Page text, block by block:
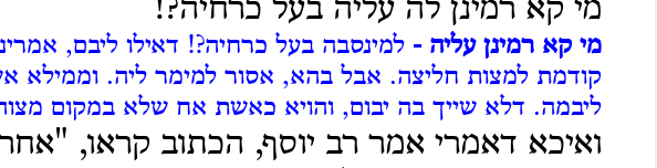
מי קא רמינן לה עליה בעל כרחיה?!
מי קא רמינן עליה - למינסבה בעל כרחיה?! דאילו ליבם,
קודמת למצות חליצה. אבל בהא, אסור למימר ליה. וממילא
ליבמה. דלא שייך בה יבום, והויא כאשת אח שלא במקום
ואיכא דאמרי אמר רב יוסף, הכתוב קראו,